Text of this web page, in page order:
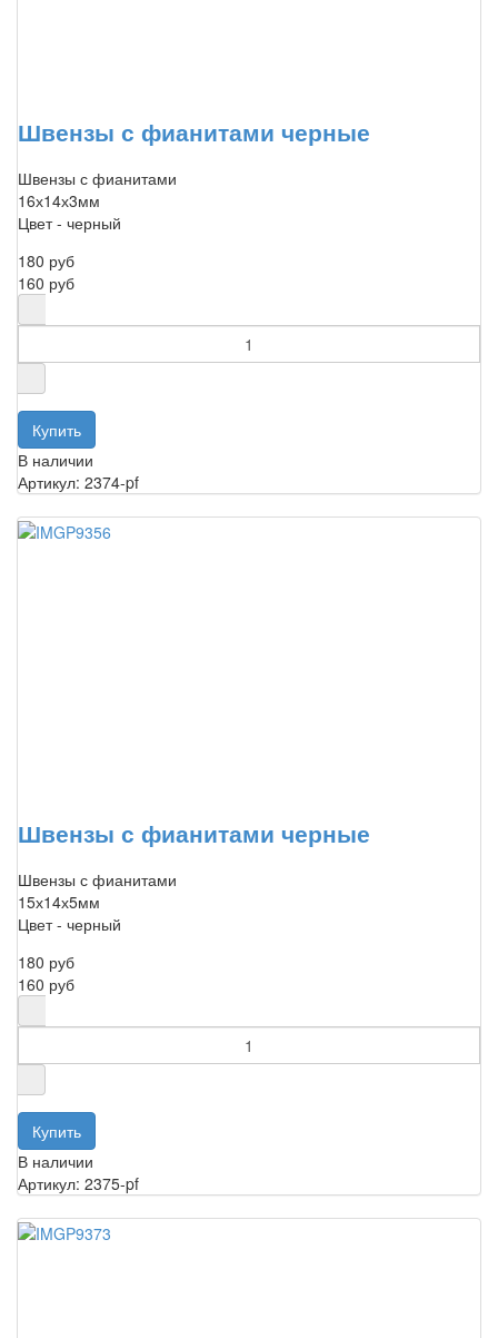
Швензы с фианитами черные
Швензы с фианитами
16х14х3мм
Цвет - черный
180 руб
160 руб
В наличии
Артикул: 2374-pf
Швензы с фианитами черные
Швензы с фианитами
15х14х5мм
Цвет - черный
180 руб
160 руб
В наличии
Артикул: 2375-pf